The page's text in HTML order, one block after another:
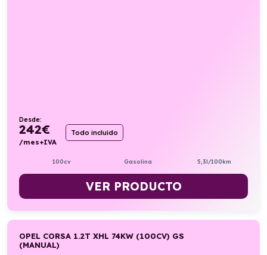
Desde:
242€
/mes+IVA
Todo incluido
100cv Gasolina 5,3l/100km
VER PRODUCTO
OPEL CORSA 1.2T XHL 74KW (100CV) GS
(MANUAL)